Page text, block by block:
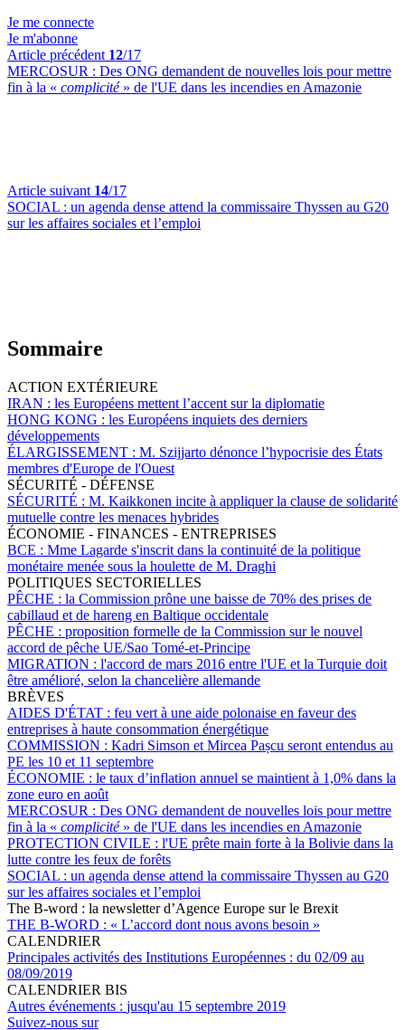
Je me connecte
Je m'abonne
Article précédent 12/17
MERCOSUR : Des ONG demandent de nouvelles lois pour mettre
fin à la « complicité » de l'UE dans les incendies en Amazonie
Article suivant 14/17
SOCIAL : un agenda dense attend la commissaire Thyssen au G20
sur les affaires sociales et l’emploi
Sommaire
ACTION EXTÉRIEURE
IRAN : les Européens mettent l’accent sur la diplomatie
HONG KONG : les Européens inquiets des derniers
développements
ÉLARGISSEMENT : M. Szijjarto dénonce l’hypocrisie des États
membres d'Europe de l'Ouest
SÉCURITÉ - DÉFENSE
SÉCURITÉ : M. Kaikkonen incite à appliquer la clause de solidarité
mutuelle contre les menaces hybrides
ÉCONOMIE - FINANCES - ENTREPRISES
BCE : Mme Lagarde s'inscrit dans la continuité de la politique
monétaire menée sous la houlette de M. Draghi
POLITIQUES SECTORIELLES
PÊCHE : la Commission prône une baisse de 70% des prises de
cabillaud et de hareng en Baltique occidentale
PÊCHE : proposition formelle de la Commission sur le nouvel
accord de pêche UE/Sao Tomé-et-Principe
MIGRATION : l'accord de mars 2016 entre l'UE et la Turquie doit
être amélioré, selon la chancelière allemande
BRÈVES
AIDES D'ÉTAT : feu vert à une aide polonaise en faveur des
entreprises à haute consommation énergétique
COMMISSION : Kadri Simson et Mircea Pașcu seront entendus au
PE les 10 et 11 septembre
ÉCONOMIE : le taux d’inflation annuel se maintient à 1,0% dans la
zone euro en août
MERCOSUR : Des ONG demandent de nouvelles lois pour mettre
fin à la « complicité » de l'UE dans les incendies en Amazonie
PROTECTION CIVILE : l'UE prête main forte à la Bolivie dans la
lutte contre les feux de forêts
SOCIAL : un agenda dense attend la commissaire Thyssen au G20
sur les affaires sociales et l’emploi
The B-word : la newsletter d’Agence Europe sur le Brexit
THE B-WORD : « L’accord dont nous avons besoin »
CALENDRIER
Principales activités des Institutions Européennes : du 02/09 au
08/09/2019
CALENDRIER BIS
Autres événements : jusqu'au 15 septembre 2019
Suivez-nous sur